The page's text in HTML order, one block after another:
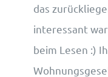
das
interessant
beim Lesen :)